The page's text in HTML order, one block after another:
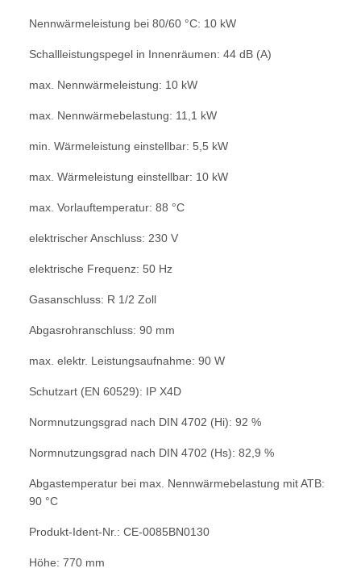
Nennwärmeleistung bei 80/60 °C: 10 kW
Schallleistungspegel in Innenräumen: 44 dB (A)
max. Nennwärmeleistung: 10 kW
max. Nennwärmebelastung: 11,1 kW
min. Wärmeleistung einstellbar: 5,5 kW
max. Wärmeleistung einstellbar: 10 kW
max. Vorlauftemperatur: 88 °C
elektrischer Anschluss: 230 V
elektrische Frequenz: 50 Hz
Gasanschluss: R 1/2 Zoll
Abgasrohranschluss: 90 mm
max. elektr. Leistungsaufnahme: 90 W
Schutzart (EN 60529): IP X4D
Normnutzungsgrad nach DIN 4702 (Hi): 92 %
Normnutzungsgrad nach DIN 4702 (Hs): 82,9 %
Abgastemperatur bei max. Nennwärmebelastung mit ATB:
90 °C
Produkt-Ident-Nr.: CE-0085BN0130
Höhe: 770 mm